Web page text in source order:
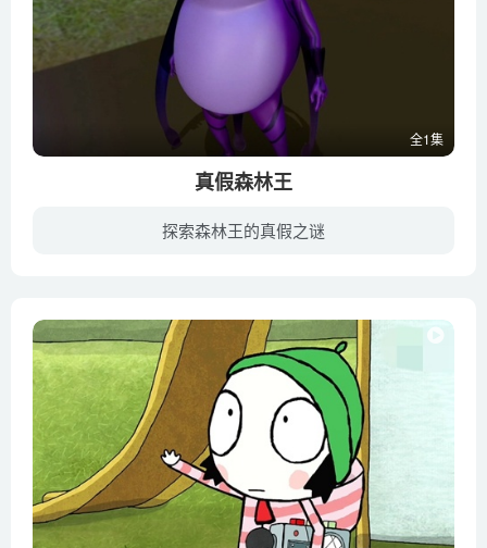
全1集
真假森林王
探索森林王的真假之谜